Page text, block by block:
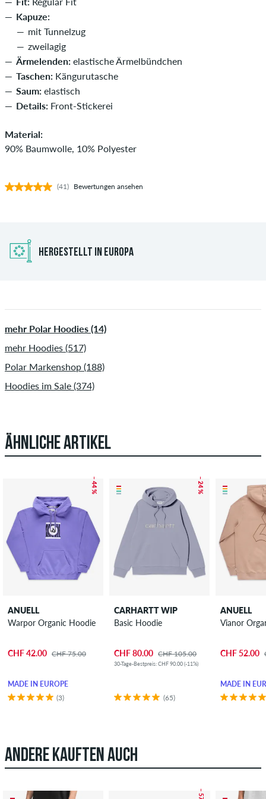
Kapuze:
mit Tunnelzug
zweilagig
Ärmelenden: elastische Ärmelbündchen
Taschen: Kängurutasche
Saum: elastisch
Details: Front-Stickerei
Material:
90% Baumwolle, 10% Polyester
(41) Bewertungen ansehen
HERGESTELLT IN EUROPA
mehr Polar Hoodies (14)
mehr Hoodies (517)
Polar Markenshop (188)
Hoodies im Sale (374)
ÄHNLICHE ARTIKEL
– 44 %
ANUELL
Warpor Organic Hoodie
CHF 42.00 CHF 75.00
MADE IN EUROPE
(3)
– 24 %
CARHARTT WIP
Basic Hoodie
CHF 80.00 CHF 105.00
30-Tage-Bestpreis: CHF 90.00 (-11%)
(65)
ANUELL
Vianor
CHF 52.00
MADE IN
ANDERE KAUFTEN AUCH